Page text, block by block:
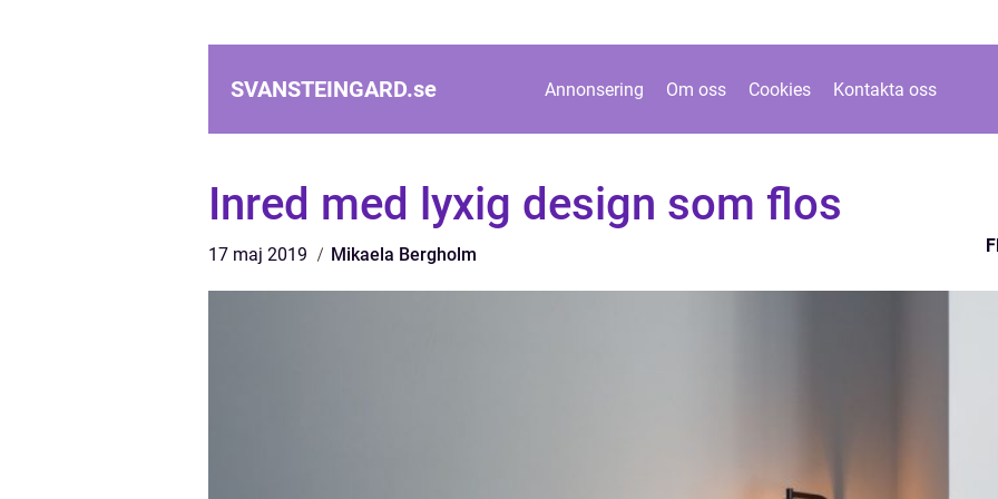
SVANSTEINGARD.se Annonsering Om oss Cookies Kontakta oss
Inred med lyxig design som flos
17 maj 2019 Mikaela Bergholm